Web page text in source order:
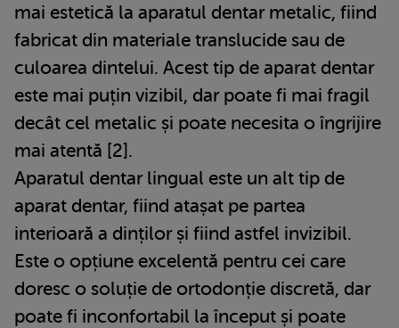
mai estetică la aparatul dentar metalic, fiind
fabricat din materiale translucide sau de
culoarea dintelui. Acest tip de aparat dentar
este mai puțin vizibil, dar poate fi mai fragil
decât cel metalic și poate necesita o îngrijire
mai atentă [2].
Aparatul dentar lingual este un alt tip de
aparat dentar, fiind atașat pe partea
interioară a dinților și fiind astfel invizibil.
Este o opțiune excelentă pentru cei care
doresc o soluție de ortodonție discretă, dar
poate fi inconfortabil la început și poate